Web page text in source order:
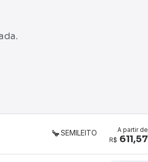
SEMILEITO
A partir de
R$ 611,57